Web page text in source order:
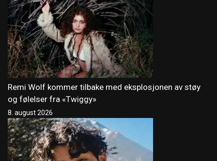
Remi Wolf kommer tilbake med eksplosjonen av støy
og følelser fra «Twiggy»
8. august 2026